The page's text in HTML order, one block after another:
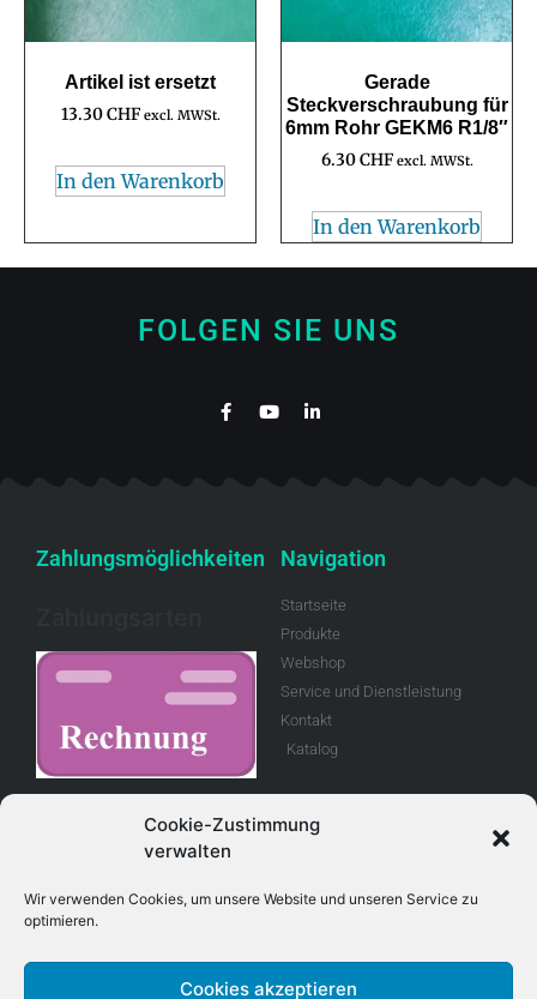
Cookie-Zustimmung
verwalten
Wir verwenden Cookies, um unsere Website und unseren Service zu
optimieren.
Cookies akzeptieren
Artikel ist ersetzt
13.30CHF excl. MWSt.
In den Warenkorb
Gerade
Steckverschraubung für
6mm Rohr GEKM6 R1/8″
6.30CHF excl. MWSt.
In den Warenkorb
FOLGEN SIE UNS
Zahlungsmöglichkeiten
Geschäftsbedingungen
Retouren
Navigation
Startseite
Produkte
Webshop
Service und Dienstleistung
Kontakt
Katalog